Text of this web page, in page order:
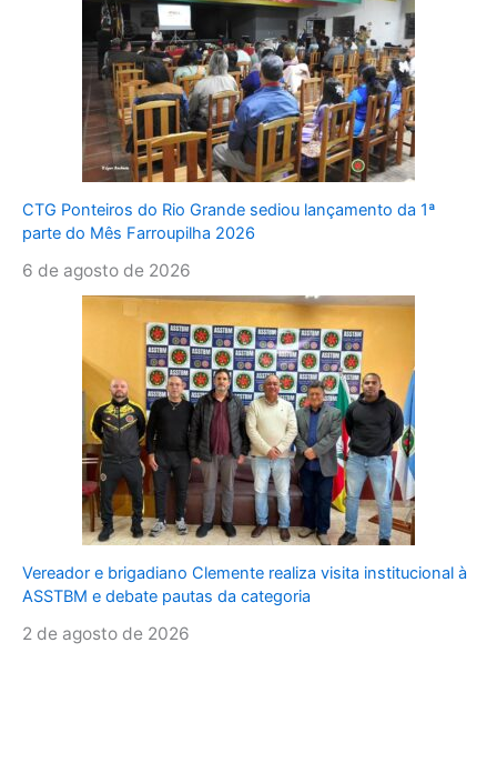
CTG Ponteiros do Rio Grande sediou lançamento da 1ª
parte do Mês Farroupilha 2026
6 de agosto de 2026
Vereador e brigadiano Clemente realiza visita institucional à
ASSTBM e debate pautas da categoria
2 de agosto de 2026